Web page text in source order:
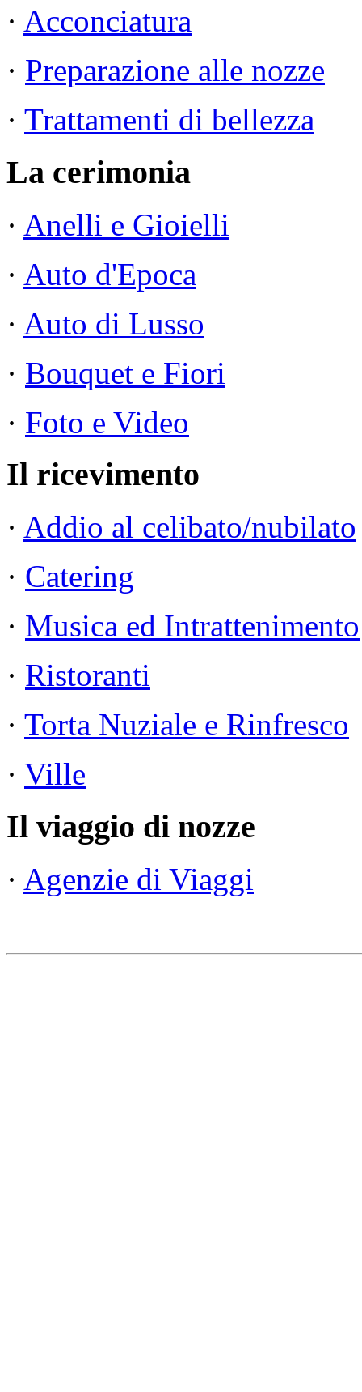
· Acconciatura
· Preparazione alle nozze
· Trattamenti di bellezza
La cerimonia
· Anelli e Gioielli
· Auto d'Epoca
· Auto di Lusso
· Bouquet e Fiori
· Foto e Video
Il ricevimento
· Addio al celibato/nubilato
· Catering
· Musica ed Intrattenimento
· Ristoranti
· Torta Nuziale e Rinfresco
· Ville
Il viaggio di nozze
· Agenzie di Viaggi